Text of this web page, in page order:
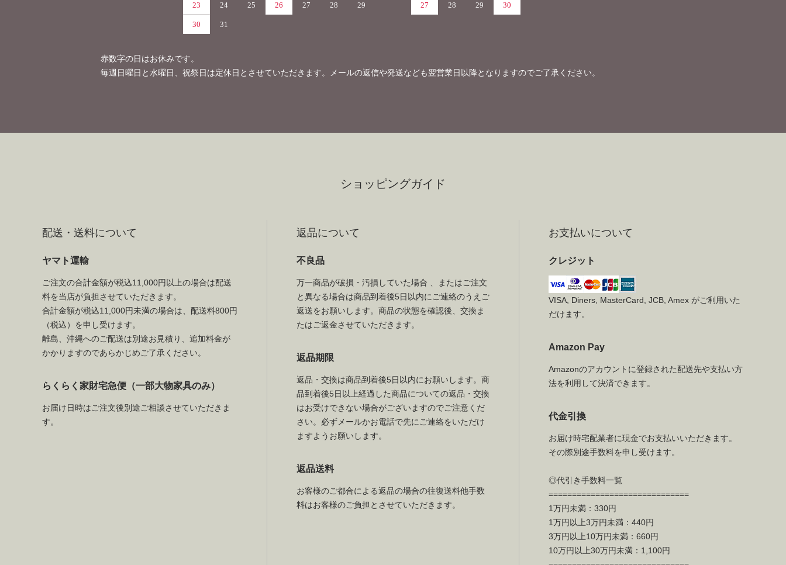
23 24 25 26 27 28 29
30 31
27 28 29 30
赤数字の日はお休みです。
毎週日曜日と水曜日、祝祭日は定休日とさせていただきます。メールの返信や発送なども翌営業日以降となりますのでご了承ください。
ショッピングガイド
配送・送料について
ヤマト運輸
ご注文の合計金額が税込11,000円以上の場合は配送
料を当店が負担させていただきます。
合計金額が税込11,000円未満の場合は、配送料800円
（税込）を申し受けます。
離島、沖縄へのご配送は別途お見積り、追加料金が
かかりますのであらかじめご了承ください。
らくらく家財宅急便（一部大物家具のみ）
お届け日時はご注文後別途ご相談させていただきま
す。
返品について
不良品
万一商品が破損・汚損していた場合 、またはご注文
と異なる場合は商品到着後5日以内にご連絡のうえご
返送をお願いします。商品の状態を確認後、交換ま
たはご返金させていただきます。
返品期限
返品・交換は商品到着後5日以内にお願いします。商
品到着後5日以上経過した商品についての返品・交換
はお受けできない場合がございますのでご注意くだ
さい。必ずメールかお電話で先にご連絡をいただけ
ますようお願いします。
返品送料
お客様のご都合による返品の場合の往復送料他手数
料はお客様のご負担とさせていただきます。
お支払いについて
クレジット
VISA, Diners, MasterCard, JCB, Amex がご利用いた
だけます。
Amazon Pay
Amazonのアカウントに登録された配送先や支払い方
法を利用して決済できます。
代金引換
お届け時宅配業者に現金でお支払いいただきます。
その際別途手数料を申し受けます。
◎代引き手数料一覧
==============================
1万円未満：330円
1万円以上3万円未満：440円
3万円以上10万円未満：660円
10万円以上30万円未満：1,100円